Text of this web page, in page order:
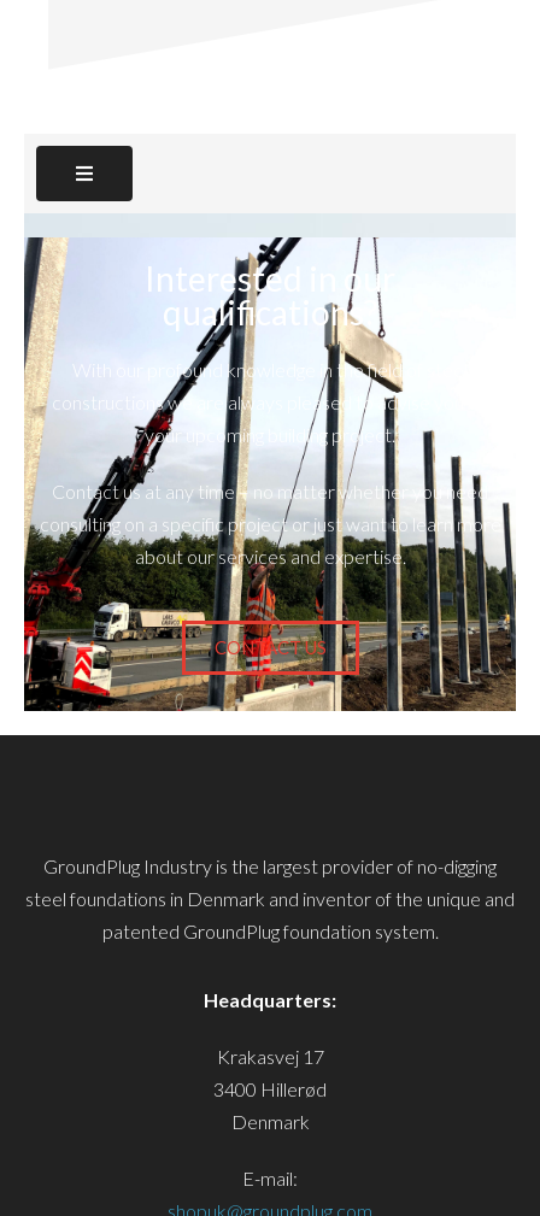
Interested in our
qualifications?
With our profound knowledge in the field of steel
constructions we are always pleased to advise you on
your upcoming building project.
Contact us at any time – no matter whether you need
consulting on a specific project or just want to learn more
about our services and expertise.
CONTACT US
GroundPlug Industry is the largest provider of no-digging
steel foundations in Denmark and inventor of the unique and
patented GroundPlug foundation system.
Headquarters:
Krakasvej 17
3400 Hillerød
Denmark
E-mail:
shopuk@groundplug.com